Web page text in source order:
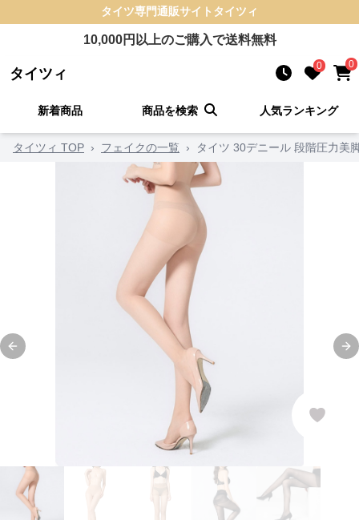
タイツ専門通販サイト タイツィ
10,000円以上のご購入で送料無料
タイツィ 0 0
新着商品 商品を検索 人気ランキング
タイツィ TOP › フェイクの一覧 › タイツ 30デニール 段階圧力美
Previous slide